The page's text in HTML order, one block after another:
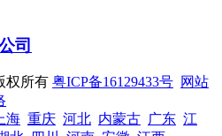
权所有 粤ICP备16129433号 网站
上海 重庆 河北 内蒙古 广东 江